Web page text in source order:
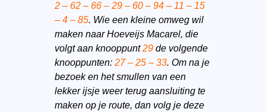
2 – 62 – 66 – 29 – 60 – 94 – 11 – 15
– 4 – 85. Wie een kleine omweg wil
maken naar Hoeveijs Macarel, die
volgt aan knooppunt29de volgende
knooppunten: 27 – 25 – 33. Om na je
bezoek en het smullen van een
lekker ijsje weer terug aansluiting te
maken op je route, dan volg je deze